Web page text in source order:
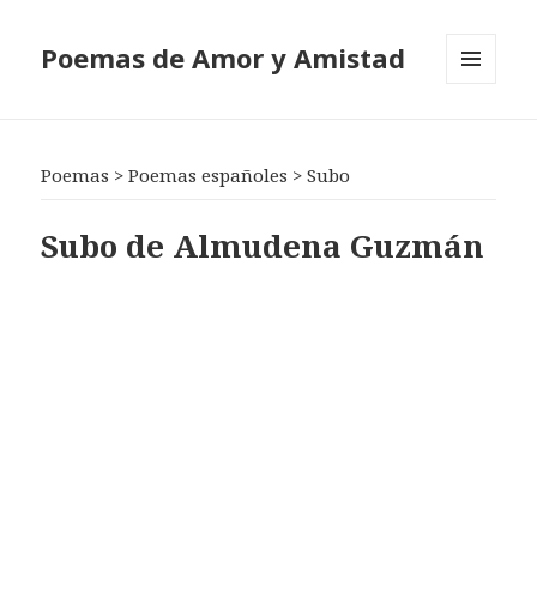
Poemas de Amor y Amistad
Poemas >Poemas españoles >Subo
Subo de Almudena Guzmán